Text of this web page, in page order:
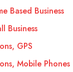
Based Business
Business
GPS
Mobile Phones